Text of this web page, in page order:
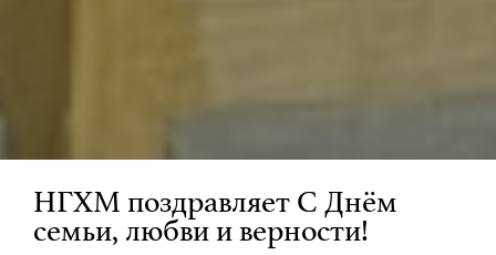
НГХМ поздравляет С Днём
семьи, любви и верности!